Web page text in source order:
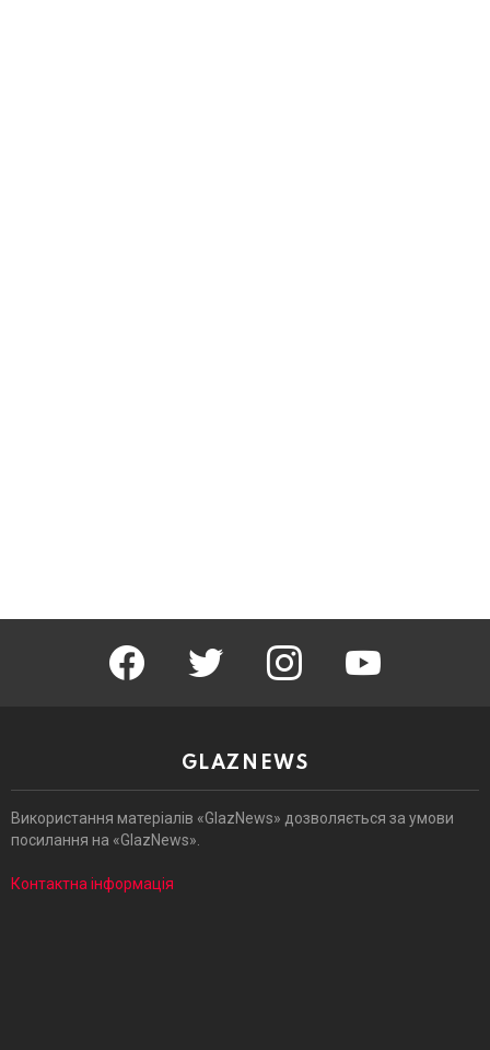
facebook twitter instagram
GLAZNEWS
Використання матеріалів «GlazNews» дозволяється за умови
посилання на «GlazNews».
Контактна інформація